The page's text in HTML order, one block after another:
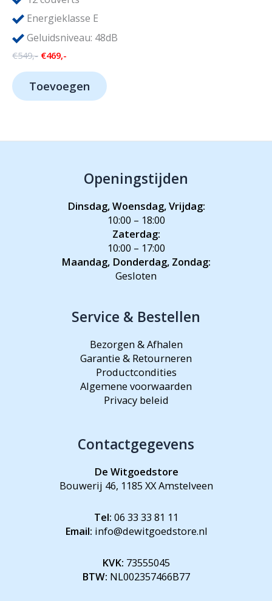
Energieklasse E
Geluidsniveau: 48dB
€549,- Oorspronkelijke
€549,-.
€469,-
€469,-.
Toevoegen
Openingstijden
Dinsdag, Woensdag, Vrijdag:
10:00 – 18:00
Zaterdag:
10:00 – 17:00
Maandag, Donderdag, Zondag:
Gesloten
Service & Bestellen
Bezorgen & Afhalen
Garantie & Retourneren
Productcondities
Algemene voorwaarden
Privacy beleid
Contactgegevens
De Witgoedstore
Bouwerij 46, 1185 XX Amstelveen
Tel: 06 33 33 81 11
Email: info@dewitgoedstore.nl
KVK: 73555045
BTW: NL002357466B77